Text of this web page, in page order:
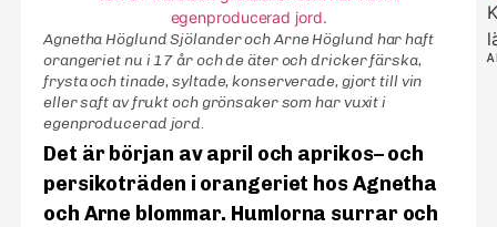
Agnetha Höglund Sjölander och Arne Höglund har haft
orangeriet nu i 17 år och de äter och dricker färska,
frysta och tinade, syltade, konserverade, gjort till vin
eller saft av frukt och grönsaker som har vuxit i
egenproducerad jord.
Det är roligt med kål. Det är användbart och gott
och har en lång säsong, säger Agnetha och visar
fram olika slags kål , bland annat grönkål, kålrabbi,
blomkål och spetskål.
Kålen kan bli festmat för kållarver och kålfjärilar
om man inte sätter en fiberduk över kålbädden.
Agnetha påtar i jorden utanför sitt orangeri.
Rosorna som växer utanför orangerifönstren
har även hittat in. Grenarna inne har blivit gröna
och de kommer att blomstra innan rosorna
utomhus.
Tomatplantorna i ”bäbiskammaren”.
Bokashi är en gammal, japansk metod för en slags
kompostering, en syrningsprocess. När bokashin
blandas med lite jord, skapas ny jord. ”Vår
jordfabrik”, säger Agnetha
Arbetshörnet.
Aprikos och persika blommar i april i orangeriet.
Aprikos och persika blommar i april i orangeriet.
Vindruvor.
Aprikos och persika blommar i april i orangeriet.
Aprikos och persika blommar i april i orangeriet.
Blommor och humlor.
Olivträd.
Uteordling.
Orangeriet.
Örtbädd.
Det är början av april och aprikos– och
persikoträden i orangeriet hos Agnetha
och Arne blommar. Humlorna surrar och